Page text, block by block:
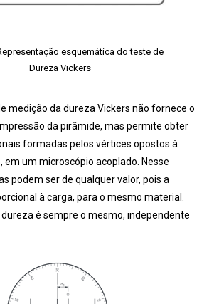
esquemática do teste de
Dureza Vickers
medição da dureza Vickers não fornece o
da pirâmide, mas permite obter
formadas pelos vértices opostos à
em um microscópio acoplado. Nesse
podem ser de qualquer valor, pois a
à carga, para o mesmo material.
é sempre o mesmo, independente